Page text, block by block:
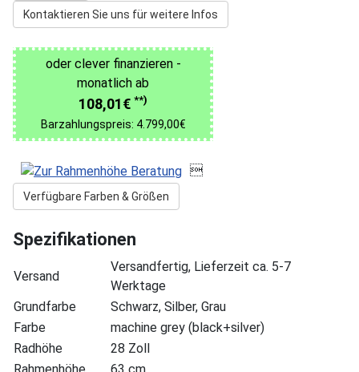
Kontaktieren Sie uns für weitere Infos
oder clever finanzieren -
monatlich ab
108,01€ **)
Barzahlungspreis: 4.799,00€

Verfügbare Farben & Größen
Spezifikationen
Versand
Versandfertig, Lieferzeit ca. 5-7
Werktage
Grundfarbe
Schwarz, Silber, Grau
Farbe
machine grey (black+silver)
Radhöhe
28 Zoll